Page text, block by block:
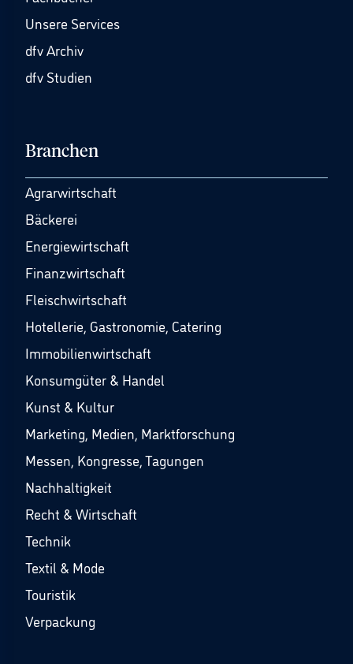
Unsere Services
dfv Archiv
dfv Studien
Branchen
Agrarwirtschaft
Bäckerei
Energiewirtschaft
Finanzwirtschaft
Fleischwirtschaft
Hotellerie, Gastronomie, Catering
Immobilienwirtschaft
Konsumgüter & Handel
Kunst & Kultur
Marketing, Medien, Marktforschung
Messen, Kongresse, Tagungen
Nachhaltigkeit
Recht & Wirtschaft
Technik
Textil & Mode
Touristik
Verpackung